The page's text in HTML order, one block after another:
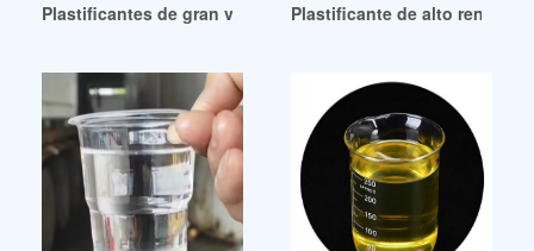
Plastificantes de gran venta – ASTM International Chile
Plastificante de alto